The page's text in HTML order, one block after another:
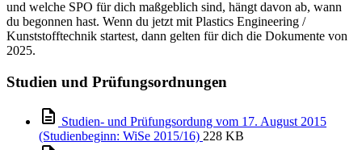
und welche SPO für dich maßgeblich sind, hängt davon ab, wann
du begonnen hast. Wenn du jetzt mit Plastics Engineering /
Kunststofftechnik startest, dann gelten für dich die Dokumente von
2025.
Studien und Prüfungsordnungen
Studien- und Prüfungsordung vom 17. August 2015
(Studienbeginn: WiSe 2015/16) 228 KB